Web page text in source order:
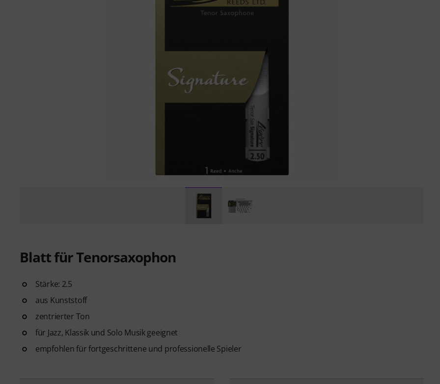
Blatt für Tenorsaxophon
Stärke: 2.5
aus Kunststoff
zentrierter Ton
für Jazz, Klassik und Solo Musik geeignet
empfohlen für fortgeschrittene und professionelle Spieler